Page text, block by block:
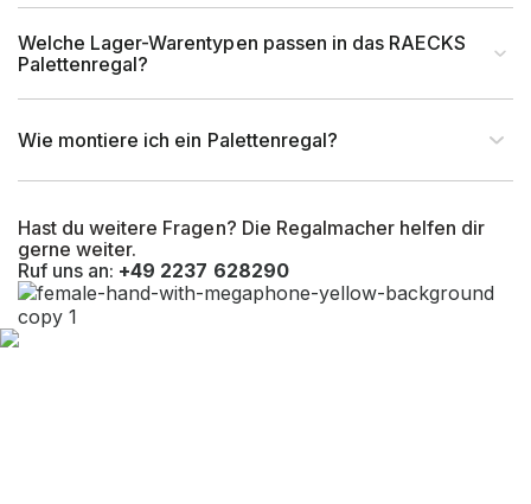
Hast du weitere Fragen? Die Regalmacher helfen dir
gerne weiter.
Ruf uns an: +49 2237 628290
Welche Lager-Warentypen passen in das RAECKS
Palettenregal?
Wie montiere ich ein Palettenregal?